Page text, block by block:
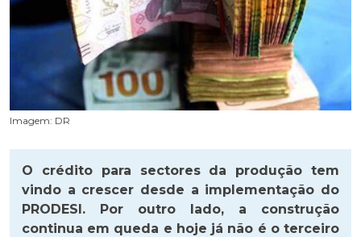
Imagem: DR
O crédito para sectores da produção tem
vindo a crescer desde a implementação do
PRODESI. Por outro lado, a construção
continua em queda e hoje já não é o terceiro